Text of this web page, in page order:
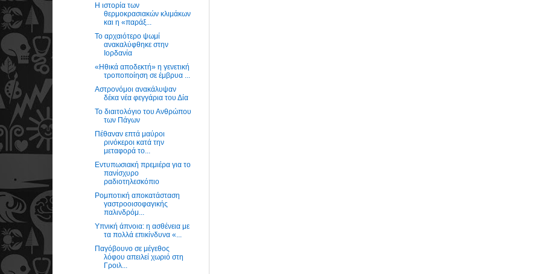
Η ιστορία των
θερμοκρασιακών κλιμάκων
και η «παράξ...
Το αρχαιότερο ψωμί
ανακαλύφθηκε στην
Ιορδανία
«Ηθικά αποδεκτή» η γενετική
τροποποίηση σε έμβρυα ...
Αστρονόμοι ανακάλυψαν
δέκα νέα φεγγάρια του Δία
Το διαιτολόγιο του Ανθρώπου
των Πάγων
Πέθαναν επτά μαύροι
ρινόκεροι κατά την
μεταφορά το...
Εντυπωσιακή πρεμιέρα για το
πανίσχυρο
ραδιοτηλεσκόπιο
Ρομποτική αποκατάσταση
γαστροοισοφαγικής
παλινδρόμ...
Υπνική άπνοια: η ασθένεια με
τα πολλά επικίνδυνα «...
Παγόβουνο σε μέγεθος
λόφου απειλεί χωριό στη
Γροιλ...